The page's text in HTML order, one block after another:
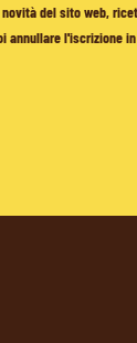
del sito web,
annullare l'iscrizione